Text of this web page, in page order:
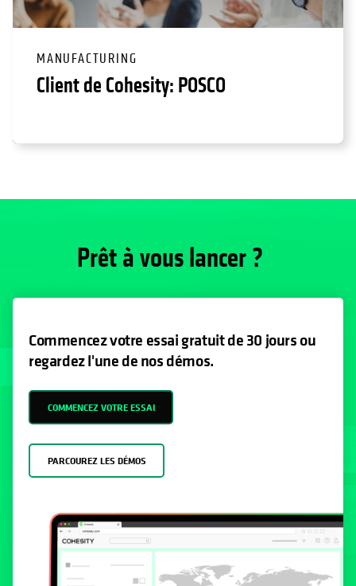
MANUFACTURING
Client de Cohesity: POSCO
Prêt à vous lancer ?
Commencez votre essai gratuit de 30 jours ou
regardez l'une de nos démos.
COMMENCEZ VOTRE ESSAI
PARCOUREZ LES DÉMOS